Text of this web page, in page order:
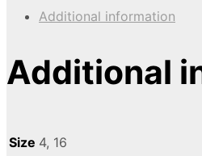
Additional information
Additional
Size 4, 16